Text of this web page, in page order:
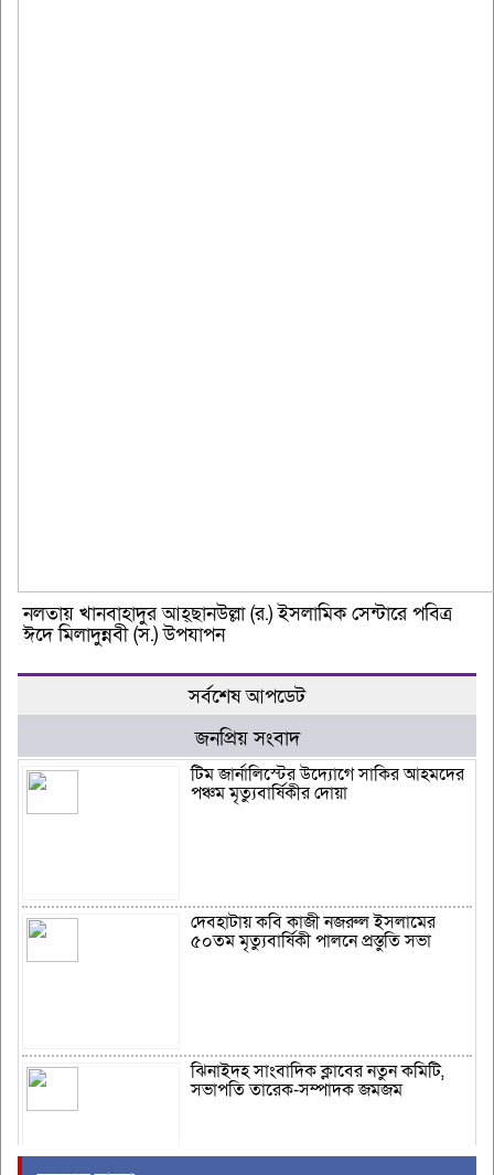
নলতায় খানবাহাদুর আহ্ছানউল্লা (র.) ইসলামিক সেন্টারে পবিত্র
ঈদে মিলাদুন্নবী (স.) উপযাপন
সর্বশেষ আপডেট
জনপ্রিয় সংবাদ
টিম জার্নালিস্টের উদ্যোগে সাকির আহমদের
পঞ্চম মৃত্যুবার্ষিকীর দোয়া
দেবহাটায় কবি কাজী নজরুল ইসলামের
৫০তম মৃত্যুবার্ষিকী পালনে প্রস্তুতি সভা
ঝিনাইদহ সাংবাদিক ক্লাবের নতুন কমিটি,
সভাপতি তারেক-সম্পাদক জমজম